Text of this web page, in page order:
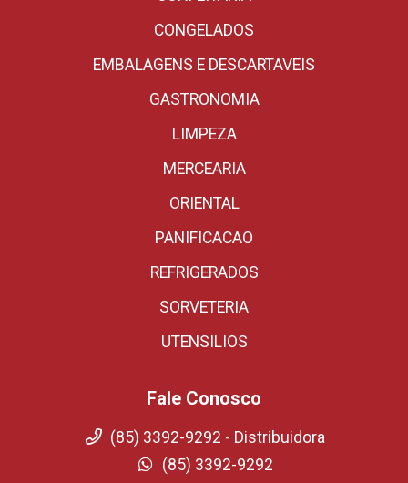
CONGELADOS
EMBALAGENS E DESCARTAVEIS
GASTRONOMIA
LIMPEZA
MERCEARIA
ORIENTAL
PANIFICACAO
REFRIGERADOS
SORVETERIA
UTENSILIOS
Fale Conosco
(85) 3392-9292 - Distribuidora
(85) 3392-9292